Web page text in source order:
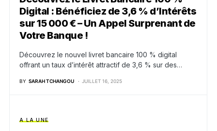
Digital : Bénéficiez de 3,6 % d’Intérêts
sur 15 000 € – Un Appel Surprenant de
Votre Banque !
Découvrez le nouvel livret bancaire 100 % digital
offrant un taux d’intérêt attractif de 3,6 % sur des…
BY SARAH TCHANGOU JUILLET 16, 2025
A LA UNE